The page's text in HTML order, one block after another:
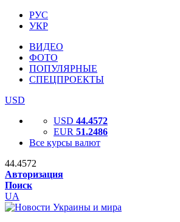
РУС
УКР
ВИДЕО
ФОТО
ПОПУЛЯРНЫЕ
СПЕЦПРОЕКТЫ
USD
USD 44.4572
EUR 51.2486
Все курсы валют
44.4572
Авторизация
Поиск
UA